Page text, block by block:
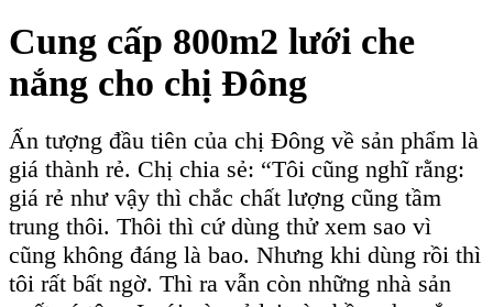
Cung cấp 800m2 lưới che
nắng cho chị Đông
Ấn tượng đầu tiên của chị Đông về sản phẩm là
giá thành rẻ. Chị chia sẻ: “Tôi cũng nghĩ rằng:
giá rẻ như vậy thì chắc chất lượng cũng tầm
trung thôi. Thôi thì cứ dùng thử xem sao vì
cũng không đáng là bao. Nhưng khi dùng rồi thì
tôi rất bất ngờ. Thì ra vẫn còn những nhà sản